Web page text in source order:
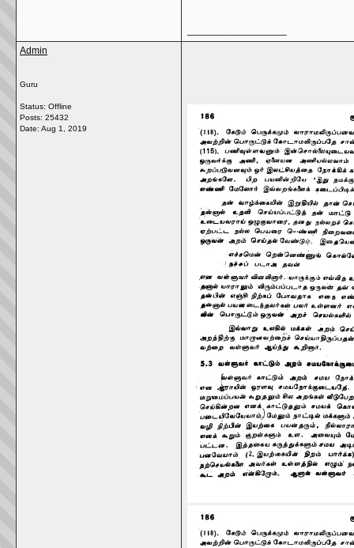
Admin
Guru
Status: Offline
Posts: 25432
Date: Aug 1, 2019